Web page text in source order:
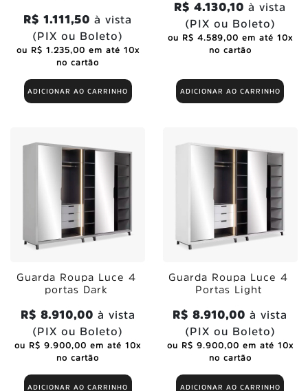
ADICIONAR AO CARRINHO
R$ 1.111,50 à vista
(PIX ou Boleto)
ou R$ 1.235,00 em até 10x
no cartão
ADICIONAR AO CARRINHO
R$ 4.130,10 à vista
(PIX ou Boleto)
ou R$ 4.589,00 em até 10x
no cartão
Guarda Roupa Luce 4
portas Dark
ADICIONAR AO CARRINHO
R$ 8.910,00 à vista
(PIX ou Boleto)
ou R$ 9.900,00 em até 10x
no cartão
Guarda Roupa Luce 4
Portas Light
ADICIONAR AO CARRINHO
R$ 8.910,00 à vista
(PIX ou Boleto)
ou R$ 9.900,00 em até 10x
no cartão